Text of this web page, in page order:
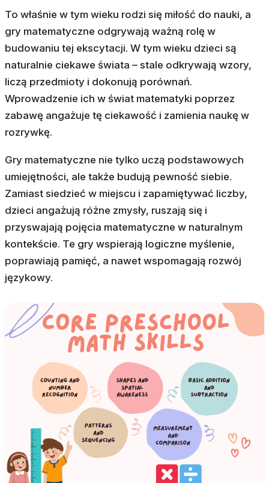
To właśnie w tym wieku rodzi się miłość do nauki, a
gry matematyczne odgrywają ważną rolę w
budowaniu tej ekscytacji. W tym wieku dzieci są
naturalnie ciekawe świata – stale odkrywają wzory,
liczą przedmioty i dokonują porównań.
Wprowadzenie ich w świat matematyki poprzez
zabawę angażuje tę ciekawość i zamienia naukę w
rozrywkę.
Gry matematyczne nie tylko uczą podstawowych
umiejętności, ale także budują pewność siebie.
Zamiast siedzieć w miejscu i zapamiętywać liczby,
dzieci angażują różne zmysły, ruszają się i
przyswajają pojęcia matematyczne w naturalnym
kontekście. Te gry wspierają logiczne myślenie,
poprawiają pamięć, a nawet wspomagają rozwój
językowy.